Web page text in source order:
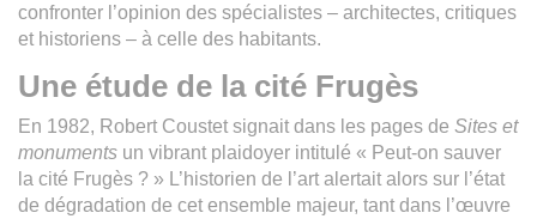
confronter l’opinion des spécialistes – architectes, critiques
et historiens – à celle des habitants.
Une étude de la cité Frugès
En 1982, Robert Coustet signait dans les pages de Sites et
monuments un vibrant plaidoyer intitulé « Peut-on sauver
la cité Frugès ? » L’historien de l’art alertait alors sur l’état
de dégradation de cet ensemble majeur, tant dans l’œuvre